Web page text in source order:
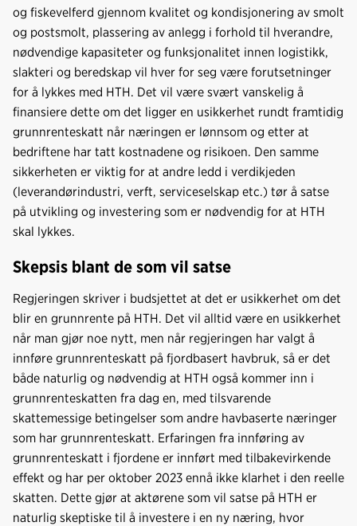
og fiskevelferd gjennom kvalitet og kondisjonering av smolt
og postsmolt, plassering av anlegg i forhold til hverandre,
nødvendige kapasiteter og funksjonalitet innen logistikk,
slakteri og beredskap vil hver for seg være forutsetninger
for å lykkes med HTH. Det vil være svært vanskelig å
finansiere dette om det ligger en usikkerhet rundt framtidig
grunnrenteskatt når næringen er lønnsom og etter at
bedriftene har tatt kostnadene og risikoen. Den samme
sikkerheten er viktig for at andre ledd i verdikjeden
(leverandørindustri, verft, serviceselskap etc.) tør å satse
på utvikling og investering som er nødvendig for at HTH
skal lykkes.
Skepsis blant de som vil satse
Regjeringen skriver i budsjettet at det er usikkerhet om det
blir en grunnrente på HTH. Det vil alltid være en usikkerhet
når man gjør noe nytt, men når regjeringen har valgt å
innføre grunnrenteskatt på fjordbasert havbruk, så er det
både naturlig og nødvendig at HTH også kommer inn i
grunnrenteskatten fra dag en, med tilsvarende
skattemessige betingelser som andre havbaserte næringer
som har grunnrenteskatt. Erfaringen fra innføring av
grunnrenteskatt i fjordene er innført med tilbakevirkende
effekt og har per oktober 2023 ennå ikke klarhet i den reelle
skatten. Dette gjør at aktørene som vil satse på HTH er
naturlig skeptiske til å investere i en ny næring, hvor